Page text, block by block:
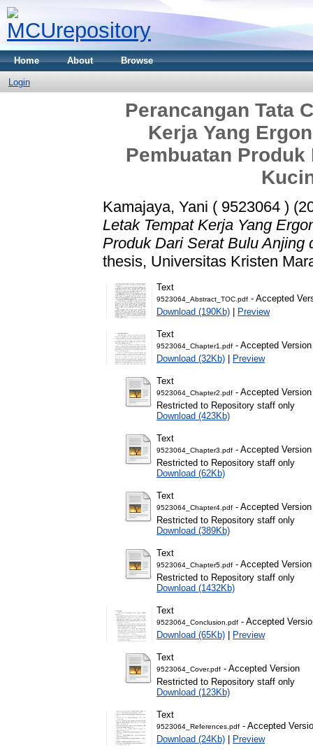
Home About Browse
Login
Perancangan Tata
Kerja Yang
Pembuatan
Kamajaya, Yani ( 9523064 )
Letak Tempat Kerja Yang
Produk Dari Serat Bulu Anjing
thesis, Universitas Kristen
Text
9523064_Abstract_TOC.pdf - Accepted
Download (190Kb) | Preview
Text
9523064_Chapter1.pdf - Accepted Version
Download (32Kb) | Preview
Text
9523064_Chapter2.pdf - Accepted Version
Restricted to Repository staff only
Download (423Kb)
Text
9523064_Chapter3.pdf - Accepted Version
Restricted to Repository staff only
Download (62Kb)
Text
9523064_Chapter4.pdf - Accepted Version
Restricted to Repository staff only
Download (389Kb)
Text
9523064_Chapter5.pdf - Accepted Version
Restricted to Repository staff only
Download (1432Kb)
Text
9523064_Conclusion.pdf - Accepted
Download (65Kb) | Preview
Text
9523064_Cover.pdf - Accepted Version
Restricted to Repository staff only
Download (123Kb)
Text
9523064_References.pdf - Accepted
Download (24Kb) | Preview